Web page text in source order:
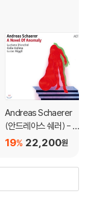
Andreas Schaerer
(안드레아스 쉐러) - A
Novel Of Anomaly
22,200원
19%